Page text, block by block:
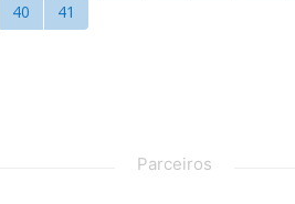
40 41
Parceiros